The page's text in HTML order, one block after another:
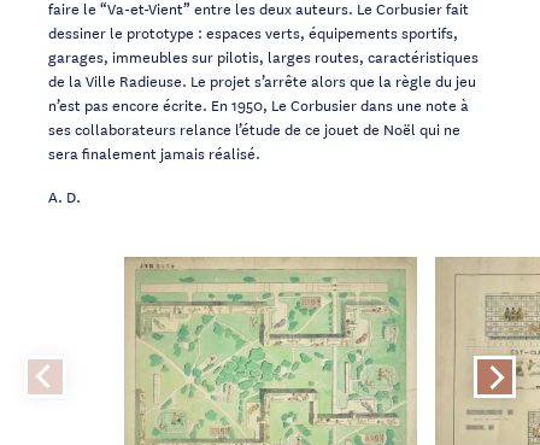
faire le “Va-et-Vient” entre les deux auteurs. Le Corbusier fait
dessiner le prototype : espaces verts, équipements sportifs,
garages, immeubles sur pilotis, larges routes, caractéristiques
de la Ville Radieuse. Le projet s’arrête alors que la règle du jeu
n’est pas encore écrite. En 1950, Le Corbusier dans une note à
ses collaborateurs relance l’étude de ce jouet de Noël qui ne
sera finalement jamais réalisé.
A. D.